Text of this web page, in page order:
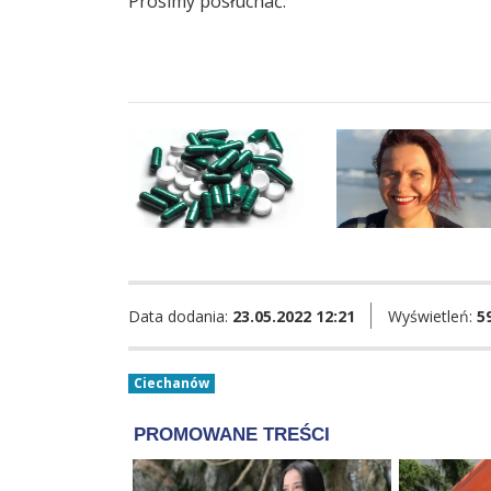
Data dodania: 23.05.2022 12:21 Wyświetleń:
Ciechanów